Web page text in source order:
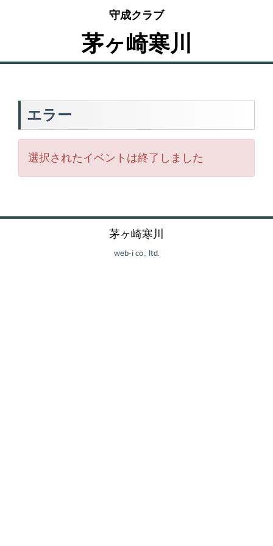
守成クラブ
茅ヶ崎寒川
エラー
選択されたイベントは終了しました
茅ヶ崎寒川
web-i co., ltd.